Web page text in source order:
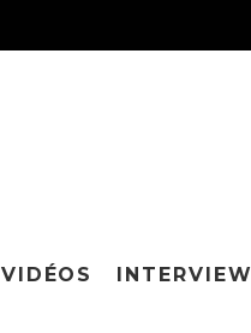
VIDÉOS INTERVIEW